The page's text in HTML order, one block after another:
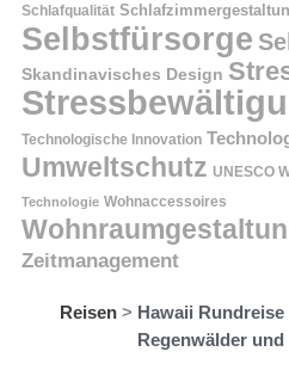
Schlafqualität
Selbstfürsorge
Skandinavisches Design
Technologische Innovation
Umweltschutz UNESCO
Technologie Wohnaccessoires
Zeitmanagement
Reisen> Hawaii
Regenwälder